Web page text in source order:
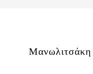
Μανωλιτσάκη